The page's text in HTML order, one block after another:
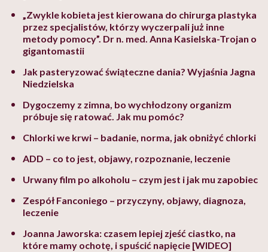
„Zwykle kobieta jest kierowana do chirurga plastyka
przez specjalistów, którzy wyczerpali już inne
metody pomocy”. Dr n. med. Anna Kasielska-Trojan o
gigantomastii
Jak pasteryzować świąteczne dania? Wyjaśnia Jagna
Niedzielska
Dygoczemy z zimna, bo wychłodzony organizm
próbuje się ratować. Jak mu pomóc?
Chlorki we krwi – badanie, norma, jak obniżyć chlorki
ADD – co to jest, objawy, rozpoznanie, leczenie
Urwany film po alkoholu – czym jest i jak mu zapobiec
Zespół Fanconiego – przyczyny, objawy, diagnoza,
leczenie
Joanna Jaworska: czasem lepiej zjeść ciastko, na
które mamy ochotę, i spuścić napięcie [WIDEO]